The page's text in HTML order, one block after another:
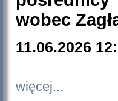
wobec
11.06.2026
więcej...